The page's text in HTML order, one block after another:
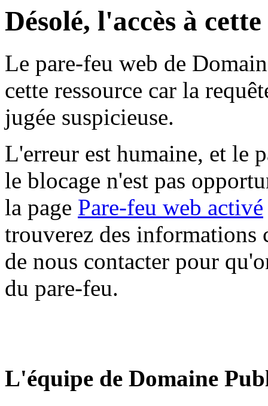
Désolé, l'accès à
Le pare-feu web de
cette ressource car la
jugée suspicieuse.
L'erreur est humaine, et le
le blocage n'est pas
la page Pare-feu web activé
trouverez des informations
de nous contacter pour
du pare-feu.
L'équipe de Domaine